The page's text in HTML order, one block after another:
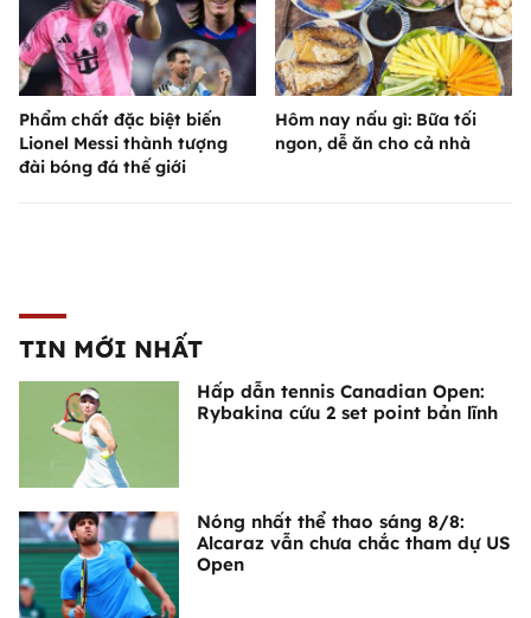
Phẩm chất đặc biệt biến
Lionel Messi thành tượng
đài bóng đá thế giới
Hôm nay nấu gì: Bữa tối
ngon, dễ ăn cho cả nhà
TIN MỚI NHẤT
Hấp dẫn tennis Canadian Open:
Rybakina cứu 2 set point bản lĩnh
Nóng nhất thể thao sáng 8/8:
Alcaraz vẫn chưa chắc tham dự US
Open